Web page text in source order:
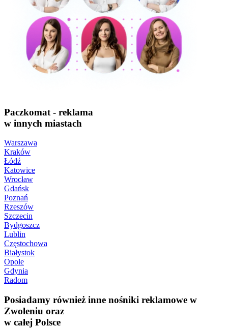
Paczkomat - reklama
w innych miastach
Warszawa
Kraków
Łódź
Katowice
Wrocław
Gdańsk
Poznań
Rzeszów
Szczecin
Bydgoszcz
Lublin
Częstochowa
Białystok
Opole
Gdynia
Radom
Posiadamy również inne nośniki reklamowe w
Zwoleniu oraz
w całej Polsce